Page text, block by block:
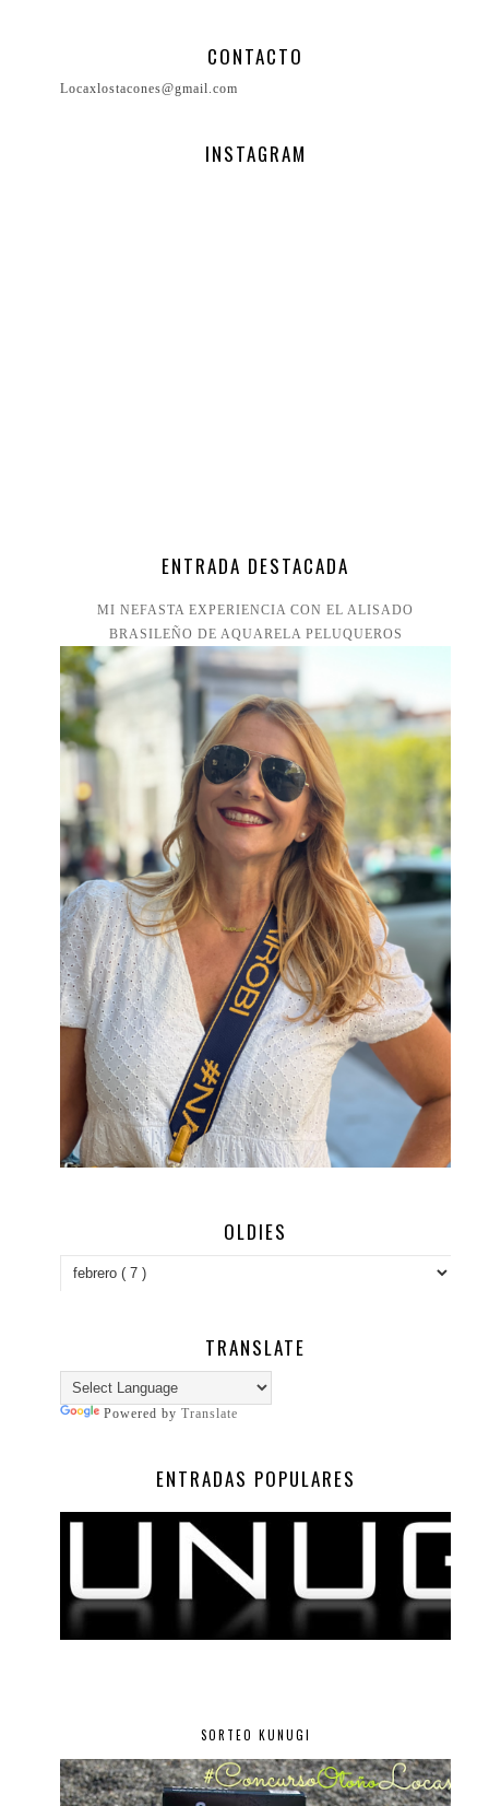
CONTACTO
Locaxlostacones@gmail.com
INSTAGRAM
ENTRADA DESTACADA
MI NEFASTA EXPERIENCIA CON EL ALISADO
BRASILEÑO DE AQUARELA PELUQUEROS
OLDIES
TRANSLATE
Powered by Translate
ENTRADAS POPULARES
SORTEO KUNUGI